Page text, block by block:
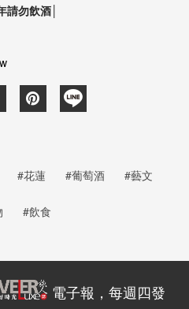
請勿飲酒│
#花蓮 #葡萄酒 #藝文
#飲食
電子報，每週四發